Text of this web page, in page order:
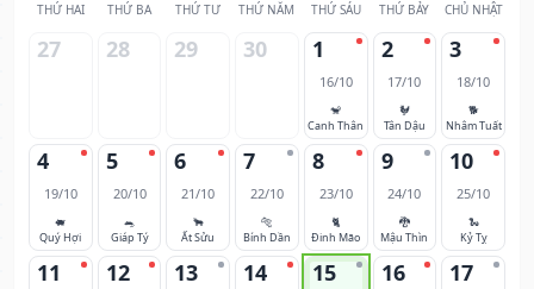
THỨ HAI THỨ BA THỨ TƯ THỨ NĂM THỨ SÁU THỨ BẢY CHỦ NHẬT
27 28 29 30 1
16/10
🐒
Canh Thân
2
17/10
🐓
Tân Dậu
3
18/10
🐕
Nhâm Tuất
4
19/10
🐖
Quý Hợi
5
20/10
🐀
Giáp Tý
6
21/10
🐂
Ất Sửu
7
22/10
🐅
Bính Dần
8
23/10
🐈
Đinh Mão
9
24/10
🐉
Mậu Thìn
10
25/10
🐍
Kỷ Tỵ
11 12 13 14 15 16 17